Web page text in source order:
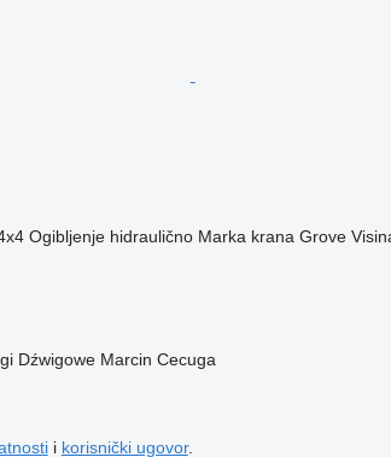
Ogibljenje hidraulično Marka krana Grove
Dźwigowe Marcin Cecuga
i korisnički ugovor.